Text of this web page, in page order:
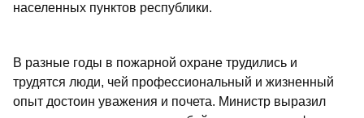
населенных пунктов республики.
В разные годы в пожарной охране трудились и
трудятся люди, чей профессиональный и жизненный
опыт достоин уважения и почета. Министр выразил